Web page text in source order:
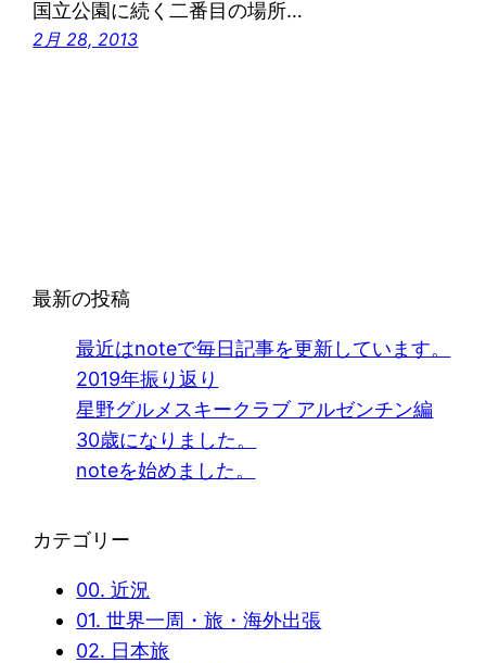
国立公園に続く二番目の場所…
2月 28, 2013
最新の投稿
最近はnoteで毎日記事を更新しています。
2019年振り返り
星野グルメスキークラブ アルゼンチン編
30歳になりました。
noteを始めました。
カテゴリー
00. 近況
01. 世界一周・旅・海外出張
02. 日本旅